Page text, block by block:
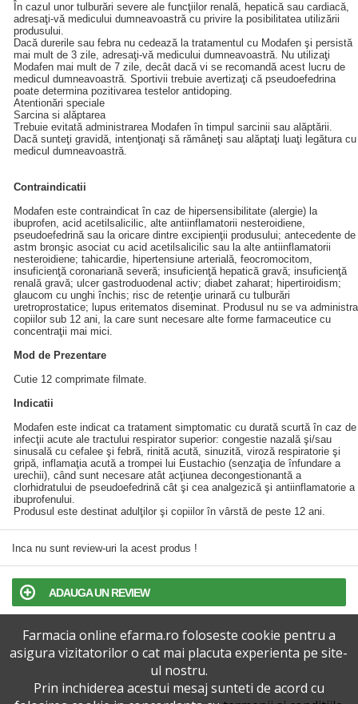
În cazul unor tulburări severe ale funcţiilor renală, hepatică sau cardiacă,
adresaţi-vă medicului dumneavoastră cu privire la posibilitatea utilizării
produsului.
Dacă durerile sau febra nu cedează la tratamentul cu Modafen şi persistă
mai mult de 3 zile, adresaţi-vă medicului dumneavoastră. Nu utilizaţi
Modafen mai mult de 7 zile, decât dacă vi se recomandă acest lucru de
medicul dumneavoastră. Sportivii trebuie avertizaţi că pseudoefedrina
poate determina pozitivarea testelor antidoping.
Atentionări speciale
Sarcina si alăptarea
Trebuie evitată administrarea Modafen în timpul sarcinii sau alăptării.
Dacă sunteţi gravidă, intenţionaţi să rămâneţi sau alăptaţi luaţi legătura cu
medicul dumneavoastră.
Contraindicatii
Modafen este contraindicat în caz de hipersensibilitate (alergie) la
ibuprofen, acid acetilsalicilic, alte antiinflamatorii nesteroidiene,
pseudoefedrină sau la oricare dintre excipienţii produsului; antecedente de
astm bronşic asociat cu acid acetilsalicilic sau la alte antiinflamatorii
nesteroidiene; tahicardie, hipertensiune arterială, feocromocitom,
insuficienţă coronariană severă; insuficienţă hepatică gravă; insuficienţă
renală gravă; ulcer gastroduodenal activ; diabet zaharat; hipertiroidism;
glaucom cu unghi închis; risc de retenţie urinară cu tulburări
uretroprostatice; lupus eritematos diseminat. Produsul nu se va administra
copiilor sub 12 ani, la care sunt necesare alte forme farmaceutice cu
concentraţii mai mici.
Mod de Prezentare
Cutie 12 comprimate filmate.
Indicatii
Modafen este indicat ca tratament simptomatic cu durată scurtă în caz de
infecţii acute ale tractului respirator superior: congestie nazală şi/sau
sinusală cu cefalee şi febră, rinită acută, sinuzită, viroză respiratorie şi
gripă, inflamaţia acută a trompei lui Eustachio (senzaţia de înfundare a
urechii), când sunt necesare atât acţiunea decongestionantă a
clorhidratului de pseudoefedrină cât şi cea analgezică şi antiinflamatorie a
ibuprofenului.
Produsul este destinat adulţilor şi copiilor în vârstă de peste 12 ani.
Inca nu sunt review-uri la acest produs !
ADAUGA UN REVIEW
TERMENI SI CONDITII
POLITICA DE CONFIDENTIALITATE
Farmacia online efarma.ro foloseste cookie pentru a
asigura vizitatorilor o cat mai placuta experienta pe site-
ul nostru.
Prin inchiderea acestui mesaj sunteti de acord cu